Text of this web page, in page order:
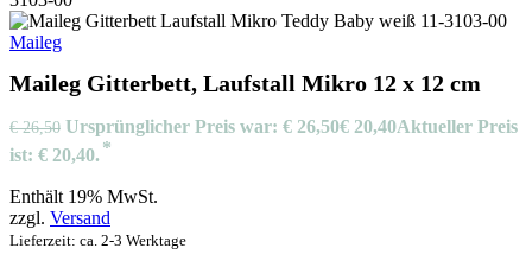
Maileg
Maileg Gitterbett, Laufstall Mikro 12 x 12 cm
€26,50 Ursprünglicher Preis war: € 26,50€ 20,40Aktueller Preis
ist: € 20,40.
Enthält 19% MwSt.
zzgl. Versand
Lieferzeit: ca. 2-3 Werktage